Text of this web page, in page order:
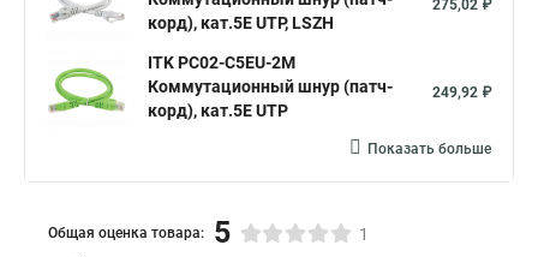
корд), кат.5Е UTP, LSZH
275,02 ₽
ITK PC02-C5EU-2M
Коммутационный шнур (патч-
корд), кат.5Е UTP
249,92 ₽
Показать больше
Общая оценка товара: 5 1